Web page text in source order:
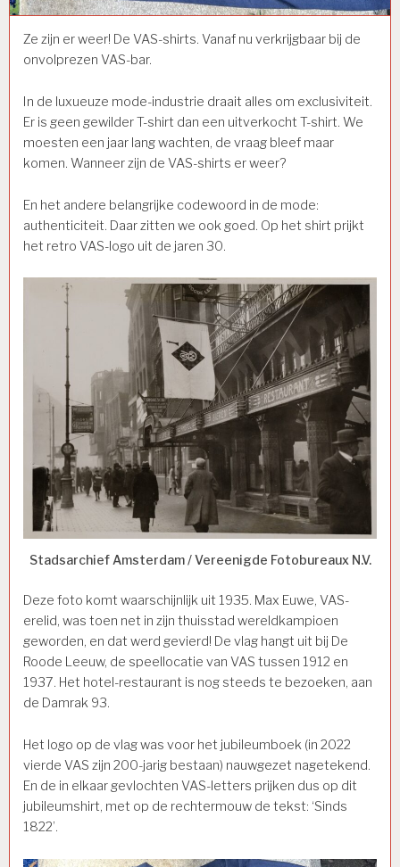
Ze zijn er weer! De VAS-shirts. Vanaf nu verkrijgbaar bij de
onvolprezen VAS-bar.
In de luxueuze mode-industrie draait alles om exclusiviteit.
Er is geen gewilder T-shirt dan een uitverkocht T-shirt. We
moesten een jaar lang wachten, de vraag bleef maar
komen. Wanneer zijn de VAS-shirts er weer?
En het andere belangrijke codewoord in de mode:
authenticiteit. Daar zitten we ook goed. Op het shirt prijkt
het retro VAS-logo uit de jaren 30.
Stadsarchief Amsterdam / Vereenigde Fotobureaux N.V.
Deze foto komt waarschijnlijk uit 1935. Max Euwe, VAS-
erelid, was toen net in zijn thuisstad wereldkampioen
geworden, en dat werd gevierd! De vlag hangt uit bij De
Roode Leeuw, de speellocatie van VAS tussen 1912 en
1937. Het hotel-restaurant is nog steeds te bezoeken, aan
de Damrak 93.
Het logo op de vlag was voor het jubileumboek (in 2022
vierde VAS zijn 200-jarig bestaan) nauwgezet nagetekend.
En de in elkaar gevlochten VAS-letters prijken dus op dit
jubileumshirt, met op de rechtermouw de tekst: ‘Sinds
1822’.